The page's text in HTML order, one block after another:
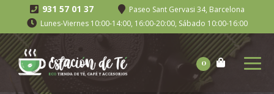
931 57 01 37
Paseo Sant Gervasi 34, Barcelona
Lunes-Viernes 10:00-14:00, 16:00-20:00, Sábado 10:00-16:00
0